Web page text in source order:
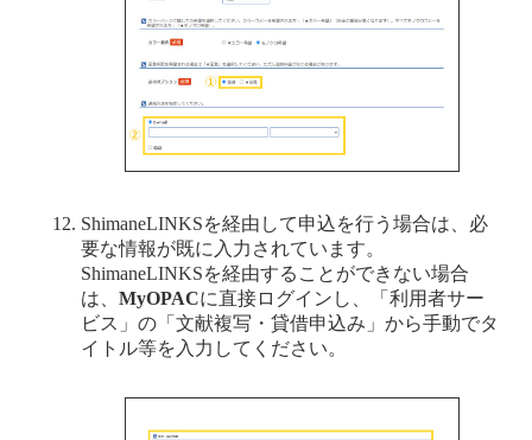
ShimaneLINKSを経由して申込を行う場合は、必
要な情報が既に入力されています。
ShimaneLINKSを経由することができない場合
は、MyOPACに直接ログインし、「利用者サー
ビス」の「文献複写・貸借申込み」から手動でタ
イトル等を入力してください。